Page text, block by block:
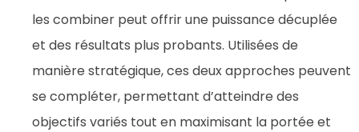
les combiner peut offrir une puissance décuplée
et des résultats plus probants. Utilisées de
manière stratégique, ces deux approches peuvent
se compléter, permettant d’atteindre des
objectifs variés tout en maximisant la portée et